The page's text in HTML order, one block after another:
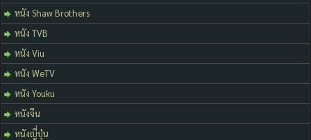
หนัง Shaw Brothers
หนัง TVB
หนัง Viu
หนัง WeTV
หนัง Youku
หนังจีน
หนังญี่ปุ่น